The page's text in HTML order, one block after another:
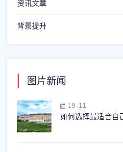
资讯文章
背景提升
图片新闻
19-11
如何选择最适合自